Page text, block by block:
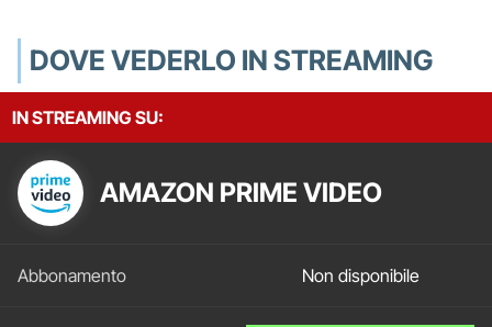
DOVE VEDERLO IN STREAMING
IN STREAMING SU:
AMAZON PRIME VIDEO
Non disponibile